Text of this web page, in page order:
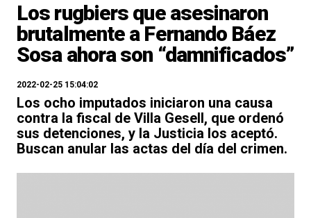
Los rugbiers que asesinaron
brutalmente a Fernando Báez
Sosa ahora son “damnificados”
2022-02-25 15:04:02
Los ocho imputados iniciaron una causa
contra la fiscal de Villa Gesell, que ordenó
sus detenciones, y la Justicia los aceptó.
Buscan anular las actas del día del crimen.